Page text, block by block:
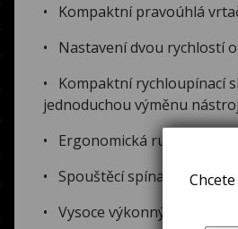
• Kompaktní pravoúhlá
• Nastavení dvou rychlostí
• Kompaktní rychloupínací
jednoduchou výměnu
• Ergonomická rukojeť a
• Spouštěcí spínač
• Vysoce výkonný motor